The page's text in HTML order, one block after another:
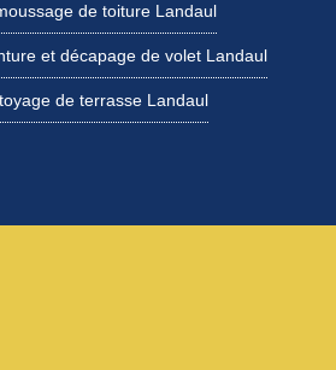
de toiture Landaul
et décapage de volet Landaul
de terrasse Landaul